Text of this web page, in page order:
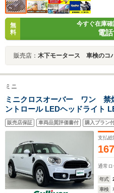
無
料
今すぐ在庫
電
販売店： 木下モータース 車検のコ
ミニ
ミニクロスオーバー ワン 禁
ントロール LEDヘッドライト
ーフレール 衝突軽減ブレーキ
ト オートワイパー 純正アルミ
販売店保証 車両品質評価書付 購入プラン
支払総
通常ロ
年式
車検